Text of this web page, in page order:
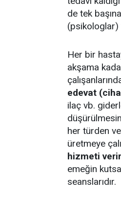
de tek
(psikologlar)
Her bir
akşama
edevat
ilaç vb.
her türden
üretmeye
hizmeti
emeğin
seanslarıdır.